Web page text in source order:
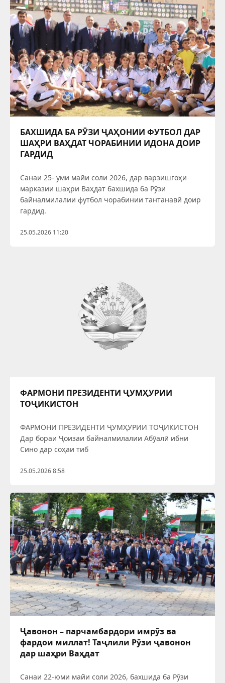
БАХШИДА БА РӮЗИ ҶАҲОНИИ ФУТБОЛ ДАР
ШАҲРИ ВАҲДАТ ЧОРАБИНИИ ИДОНА ДОИР
ГАРДИД
Санаи 25- уми майи соли 2026, дар варзишгоҳи
марказии шаҳри Ваҳдат бахшида ба Рӯзи
байналмилалии футбол чорабинии тантанавӣ доир
гардид.
25.05.2026 11:20
ФАРМОНИ ПРЕЗИДЕНТИ ҶУМҲУРИИ
ТОҶИКИСТОН
ФАРМОНИ ПРЕЗИДЕНТИ ҶУМҲУРИИ ТОҶИКИСТОН
Дар бораи Ҷоизаи байналмилалии Абӯалӣ ибни
Сино дар соҳаи тиб
25.05.2026 8:58
Ҷавонон – парчамбардори имрӯз ва
фардои миллат! Таҷлили Рӯзи ҷавонон
дар шаҳри Ваҳдат
Санаи 22-юми майи соли 2026, бахшида ба Рӯзи